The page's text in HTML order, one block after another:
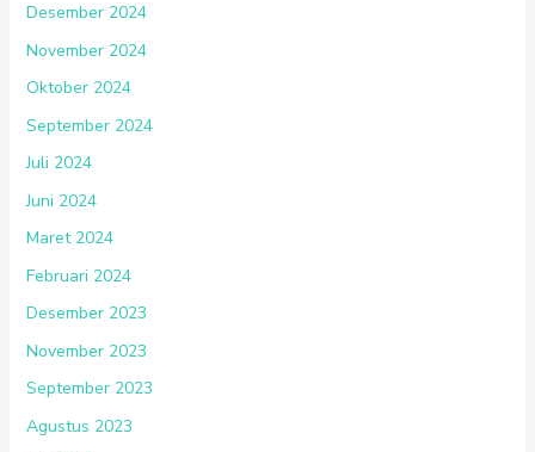
Desember 2024
November 2024
Oktober 2024
September 2024
Juli 2024
Juni 2024
Maret 2024
Februari 2024
Desember 2023
November 2023
September 2023
Agustus 2023